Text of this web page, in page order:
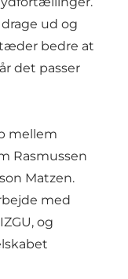
ud og
bedre at
det passer
mellem
Rasmussen
Matzen.
med
og